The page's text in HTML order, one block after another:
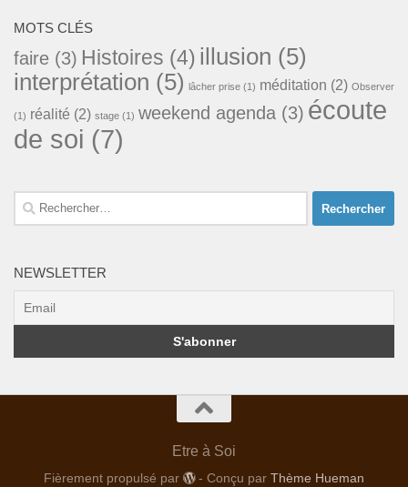
MOTS CLÉS
faire (3) Histoires (4) illusion (5)
interprétation (5) lâcher prise (1) méditation (2) Observer
(1) réalité (2) stage (1) weekend agenda (3) écoute
de soi (7)
Rechercher :
NEWSLETTER
Etre à Soi
Fièrement propulsé par - Conçu parThème Hueman